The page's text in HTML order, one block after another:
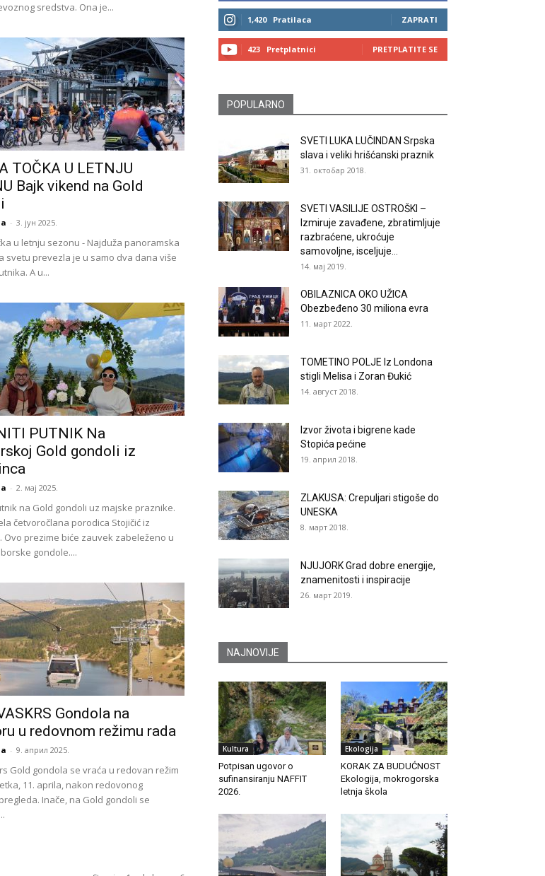
sredstva. Ona je...
TOČKA U LETNJU
Bajk vikend na Gold
- 3. јун 2025.
u letnju sezonu - Najduža panoramska
svetu prevezla je u samo dva dana više
A u...
PUTNIK Na
Gold gondoli iz
- 2. мај 2025.
na Gold gondoli uz majske praznike.
četvoročlana porodica Stojičić iz
Ovo prezime biće zauvek zabeleženo u
gondole....
Gondola na
u redovnom režimu rada
- 9. април 2025.
Gold gondola se vraća u redovan režim
11. aprila, nakon redovonog
Inače, na Gold gondoli se
1,420 Pratilaca ZAPRATI
423 Pretplatnici PRETPLATITE SE
POPULARNO
SVETI LUKA LUČINDAN Srpska
slava i veliki hrišćanski praznik
31. октобар 2018.
SVETI VASILIJE OSTROŠKI –
Izmiruje zavađene, zbratimljuje
razbraćene, ukroćuje
samovoljne, isceljuje...
14. мај 2019.
OBILAZNICA OKO UŽICA
Obezbeđeno 30 miliona evra
11. март 2022.
TOMETINO POLJE Iz Londona
stigli Melisa i Zoran Đukić
14. август 2018.
Izvor života i bigrene kade
Stopića pećine
19. април 2018.
ZLAKUSA: Crepuljari stigoše do
UNESKA
8. март 2018.
NJUJORK Grad dobre energije,
znamenitosti i inspiracije
26. март 2019.
NAJNOVIJE
Kultura
Potpisan ugovor o
sufinansiranju NAFFIT
2026.
Ekologija
KORAK ZA BUDUĆNOST
Ekologija, mokrogorska
letnja škola